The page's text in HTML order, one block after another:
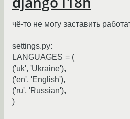
чё-то не могу заставить
settings.py:
LANGUAGES = (
('uk', 'Ukraine'),
('en', 'English'),
('ru', 'Russian'),
)